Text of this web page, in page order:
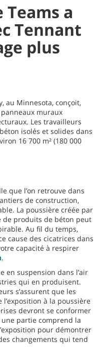
a
Tennant
plus
au Minnesota, conçoit,
muraux
Les travailleurs
isolés et solides dans
16 700 m² (180 000
que l’on retrouve dans
de construction,
La poussière créée par
de produits de béton peut
Au fil du temps,
cause des cicatrices dans
capacité à respirer
.
en suspension dans l’air
qui en produisent.
s’assurent que les
à la poussière
devront se conformer
une partie comprend la
pour démontrer
changements qui tend